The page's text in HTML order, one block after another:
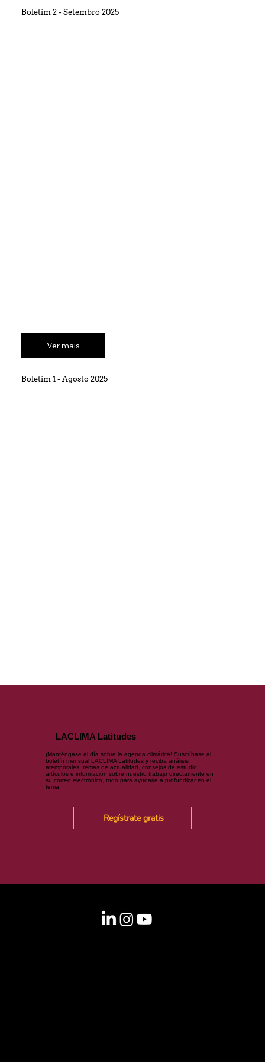
Boletim 2 - Setembro 2025
Ver mais
Boletim 1 - Agosto 2025
LACLIMA Latitudes
¡Manténgase al día sobre la agenda climática! Suscríbase al
boletín mensual LACLIMA Latitudes y reciba análisis
atemporales, temas de actualidad, consejos de estudio,
artículos e información sobre nuestro trabajo directamente en
su correo electrónico, todo para ayudarle a profundizar en el
tema.
Regístrate gratis